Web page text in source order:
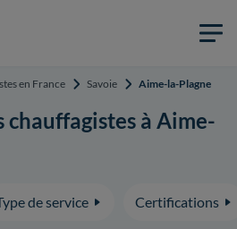
en France Savoie Aime-la-Plagne
chauffagistes à Aime-
de service Certifications